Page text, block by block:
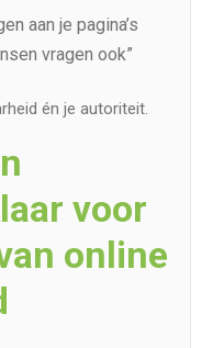
aan je pagina’s
vragen ook”
én je autoriteit.
voor
online